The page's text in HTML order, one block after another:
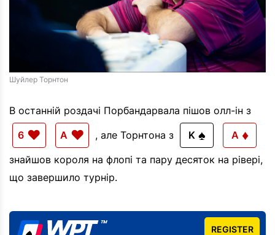
Шуйлер Торнтон
В останній роздачі Порбандарвала пішов олл-ін з
6 ♥ A ♥ , але Торнтона з K ♠ A ♦
знайшов короля на флопі та пару десяток на рівері,
що завершило турнір.
REGISTER